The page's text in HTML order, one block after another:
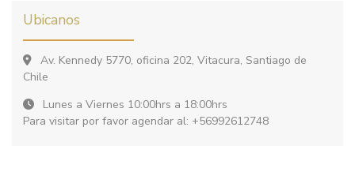
Ubicanos
Av. Kennedy 5770, oficina 202, Vitacura, Santiago de
Chile
Lunes a Viernes 10:00hrs a 18:00hrs
Para visitar por favor agendar al: +56992612748